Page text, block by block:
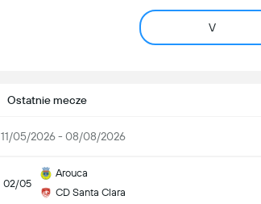
V
Ostatnie mecze
11/05/2026 - 08/08/2026
02/05
Arouca
CD Santa Clara